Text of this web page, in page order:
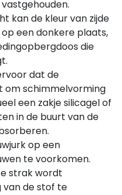
kan de kleur van zijde
een donkere plaats,
die
dat de
om schimmelvorming
een zakje silicagel of
in de buurt van de
op een
te voorkomen.
strak wordt
van de stof te